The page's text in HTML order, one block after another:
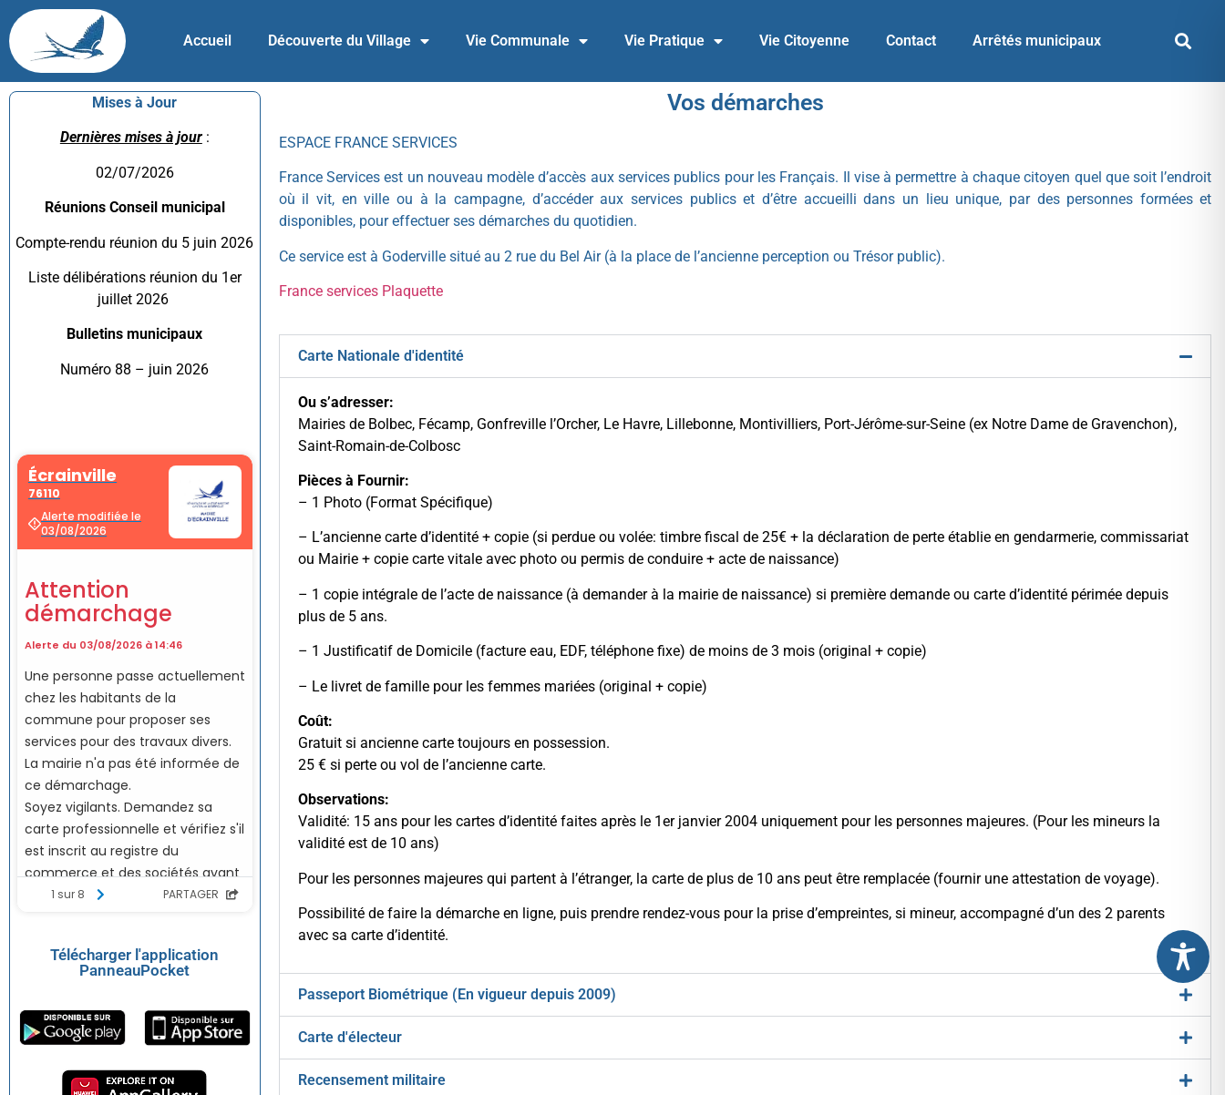
Accueil Découverte du Village Vie Communale Vie Pratique Vie Citoyenne Contact Arrêtés municipaux
Mises à Jour
Dernières mises à jour:
02/07/2026
Réunions Conseil municipal
Compte-rendu réunion du 5 juin 2026
Liste délibérations réunion du 1er
juillet 2026
Bulletins municipaux
Numéro 88 – juin 2026
Télécharger l'application
PanneauPocket
Vos démarches
ESPACE FRANCE SERVICES
France Services est un nouveau modèle d’accès aux services publics pour les Français. Il vise à permettre à chaque citoyen quel que soit l’endroit
où il vit, en ville ou à la campagne, d’accéder aux services publics et d’être accueilli dans un lieu unique, par des personnes formées et
disponibles, pour effectuer ses démarches du quotidien.
Ce service est à Goderville situé au 2 rue du Bel Air (à la place de l’ancienne perception ou Trésor public).
France services Plaquette
Carte Nationale d'identité
Ou s’adresser:
Mairies de Bolbec, Fécamp, Gonfreville l’Orcher, Le Havre, Lillebonne, Montivilliers, Port-Jérôme-sur-Seine (ex Notre Dame de Gravenchon),
Saint-Romain-de-Colbosc
Pièces à Fournir:
– 1 Photo (Format Spécifique)
– L’ancienne carte d’identité + copie (si perdue ou volée: timbre fiscal de 25€ + la déclaration de perte établie en gendarmerie, commissariat
ou Mairie + copie carte vitale avec photo ou permis de conduire + acte de naissance)
– 1 copie intégrale de l’acte de naissance (à demander à la mairie de naissance) si première demande ou carte d’identité périmée depuis
plus de 5 ans.
– 1 Justificatif de Domicile (facture eau, EDF, téléphone fixe) de moins de 3 mois (original + copie)
– Le livret de famille pour les femmes mariées (original + copie)
Coût:
Gratuit si ancienne carte toujours en possession.
25 € si perte ou vol de l’ancienne carte.
Observations:
Validité: 15 ans pour les cartes d’identité faites après le 1er janvier 2004 uniquement pour les personnes majeures. (Pour les mineurs la
validité est de 10 ans)
Pour les personnes majeures qui partent à l’étranger, la carte de plus de 10 ans peut être remplacée (fournir une attestation de voyage).
Possibilité de faire la démarche en ligne, puis prendre rendez-vous pour la prise d’empreintes, si mineur, accompagné d’un des 2 parents
avec sa carte d’identité.
Passeport Biométrique (En vigueur depuis 2009)
Carte d'électeur
Recensement militaire